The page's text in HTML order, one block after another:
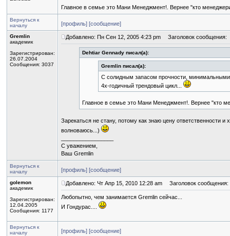
Главное в семье это Мани Менеджмент!. Вернее "кто
Вернуться к
началу
[профиль] [сообщение]
Gremlin
академик
Зарегистрирован:
26.07.2004
Сообщения: 3037
Добавлено: Пн Сен 12, 2005 4:23 pm Заголовок сообщения:
Dehtiar Gennady писал(а):
Gremlin писал(а):
С солидным запасом прочности,
4х-годичный трендовый цикл...
Главное в семье это Мани Менеджмент!. Вернее "кто
Зарекаться не стану, потому как знаю цену ответственности
волноваюсь...)
С уважением,
Ваш Gremlin
Вернуться к
началу
[профиль] [сообщение]
golemon
академик
Зарегистрирован:
12.04.2005
Сообщения: 1177
Добавлено: Чт Апр 15, 2010 12:28 am Заголовок сообщения:
Любопытно, чем занимается Gremlin сейчас...
И Гондурас....
Вернуться к
началу
[профиль] [сообщение]